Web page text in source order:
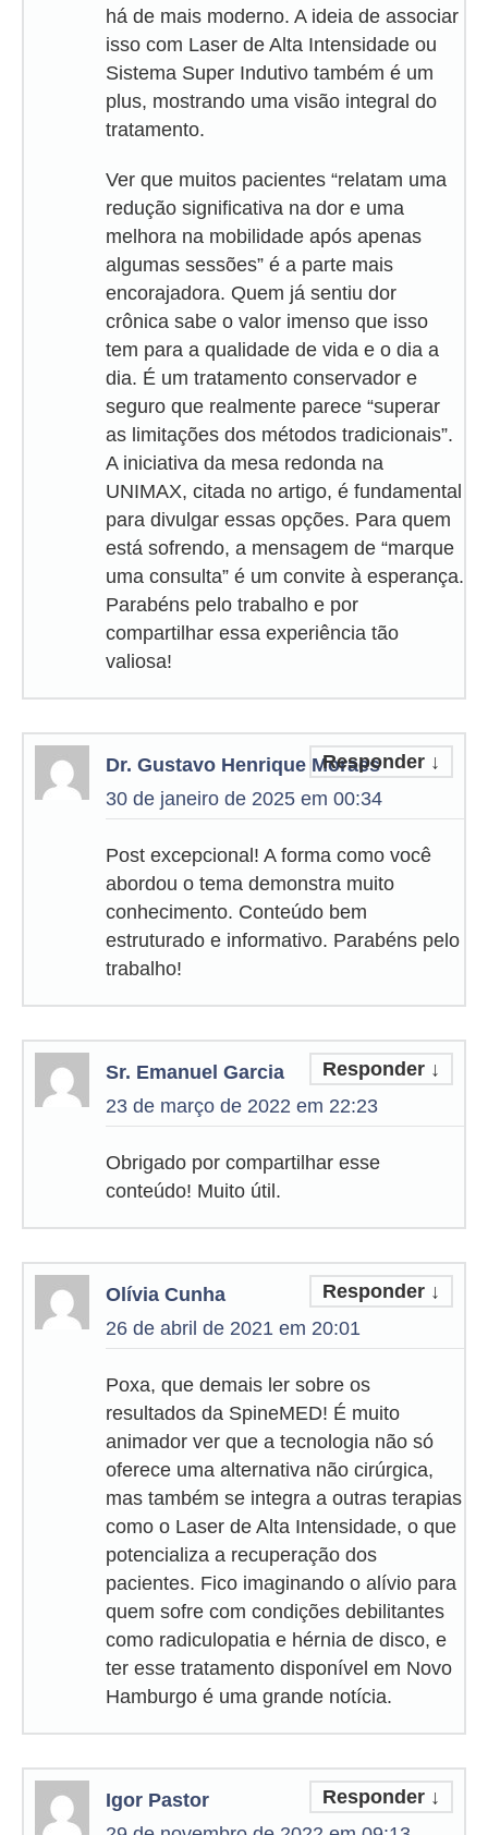
há de mais moderno. A ideia de associar
isso com Laser de Alta Intensidade ou
Sistema Super Indutivo também é um
plus, mostrando uma visão integral do
tratamento.
Ver que muitos pacientes “relatam uma
redução significativa na dor e uma
melhora na mobilidade após apenas
algumas sessões” é a parte mais
encorajadora. Quem já sentiu dor
crônica sabe o valor imenso que isso
tem para a qualidade de vida e o dia a
dia. É um tratamento conservador e
seguro que realmente parece “superar
as limitações dos métodos tradicionais”.
A iniciativa da mesa redonda na
UNIMAX, citada no artigo, é fundamental
para divulgar essas opções. Para quem
está sofrendo, a mensagem de “marque
uma consulta” é um convite à esperança.
Parabéns pelo trabalho e por
compartilhar essa experiência tão
valiosa!
Dr. Gustavo Henrique Moraes
30 de janeiro de 2025 em 00:34
Responder ↓
Post excepcional! A forma como você
abordou o tema demonstra muito
conhecimento. Conteúdo bem
estruturado e informativo. Parabéns pelo
trabalho!
Sr. Emanuel Garcia
23 de março de 2022 em 22:23
Responder ↓
Obrigado por compartilhar esse
conteúdo! Muito útil.
Olívia Cunha
26 de abril de 2021 em 20:01
Responder ↓
Poxa, que demais ler sobre os
resultados da SpineMED! É muito
animador ver que a tecnologia não só
oferece uma alternativa não cirúrgica,
mas também se integra a outras terapias
como o Laser de Alta Intensidade, o que
potencializa a recuperação dos
pacientes. Fico imaginando o alívio para
quem sofre com condições debilitantes
como radiculopatia e hérnia de disco, e
ter esse tratamento disponível em Novo
Hamburgo é uma grande notícia.
Igor Pastor
Responder ↓